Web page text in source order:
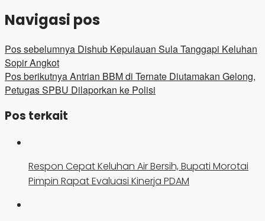
Navigasi pos
Pos sebelumnya Dishub Kepulauan Sula Tanggapi Keluhan
Sopir Angkot
Pos berikutnyaAntrian BBM di Ternate Diutamakan Gelong,
Petugas SPBU Dilaporkan ke Polisi
Pos terkait
Respon Cepat Keluhan Air Bersih, Bupati Morotai
Pimpin Rapat Evaluasi Kinerja PDAM